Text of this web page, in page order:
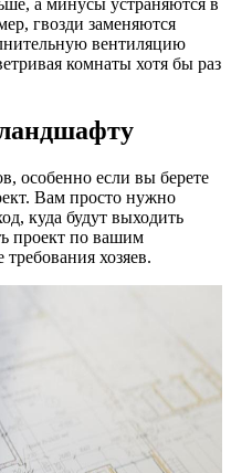
а минусы устраняются в
гвозди заменяются
вентиляцию
комнаты хотя бы раз
особенно если вы берете
Вам просто нужно
куда будут выходить
проект по вашим
хозяев.